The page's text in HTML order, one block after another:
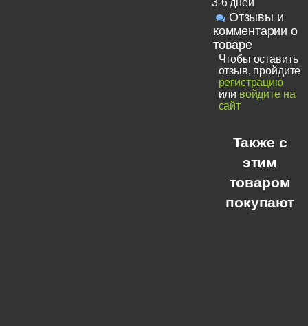
Отзывы и
комментарии о
товаре
Чтобы оставить
отзыв, пройдите
регистрацию
или войдите на
сайт
Также с
этим
товаром
покупают